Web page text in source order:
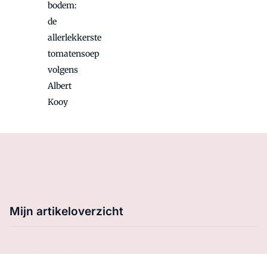
bodem:
de
allerlekkerste
tomatensoep
volgens
Albert
Kooy
Mijn artikeloverzicht